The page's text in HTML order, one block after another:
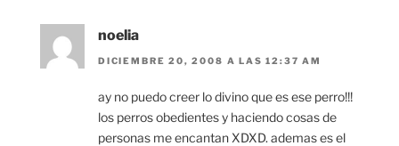
noelia
DICIEMBRE 20, 2008 A LAS 12:37 AM
ay no puedo creer lo divino que es ese perro!!!
los perros obedientes y haciendo cosas de
personas me encantan XDXD. ademas es el